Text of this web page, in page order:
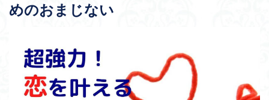
めのおまじない